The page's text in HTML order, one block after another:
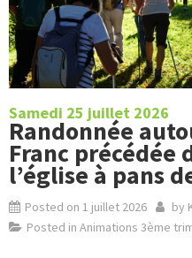
Samedi 25 juillet 2026
Randonnée
Franc précédée
l’église à pans
Posted on 1 juillet 2026 by
Posted in Animations 3ème